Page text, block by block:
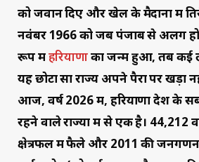
को जवान दिए और खेल के मैदानों में
नवंबर 1966 को जब पंजाब से अलग
रूप मेंहरियाणाका जन्म हुआ, तब कई
यह छोटा सा राज्य अपने पैरों पर खड़ा
आज, वर्ष 2026 में, हरियाणा देश के
रहने वाले राज्यों में से एक है। 44,212
क्षेत्रफल में फैले और 2011 की